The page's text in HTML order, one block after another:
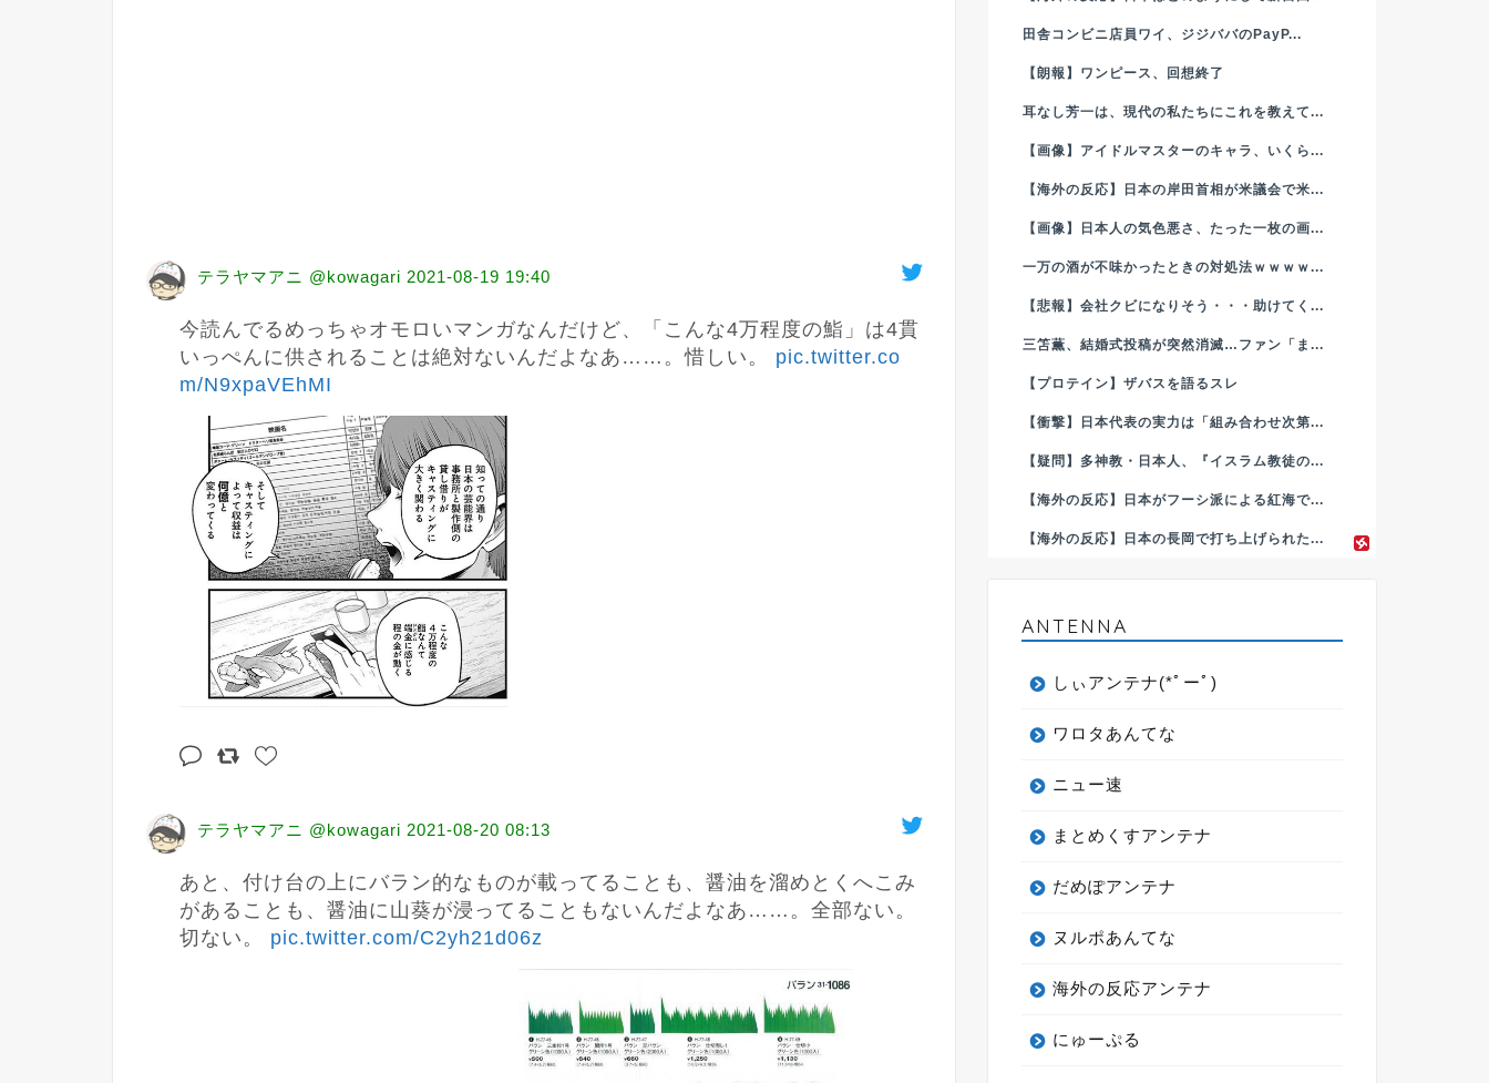
テラヤマアニ @kowagari 2021-08-19 19:40
今読んでるめっちゃオモロいマンガなんだけど、「こんな4万程度の鮨」は4貫
いっぺんに供されることは絶対ないんだよなあ……。惜しい。 pic.twitter.co
m/N9xpaVEhMI
テラヤマアニ @kowagari 2021-08-20 08:13
あと、付け台の上にバラン的なものが載ってることも、醤油を溜めとくへこみ
があることも、醤油に山葵が浸ってることもないんだよなあ……。全部ない。
切ない。 pic.twitter.com/C2yh21d06z
田舎コンビニ店員ワイ、ジジババのPayP...
【朗報】ワンピース、回想終了
耳なし芳一は、現代の私たちにこれを教えて...
【画像】アイドルマスターのキャラ、いくら...
【海外の反応】日本の岸田首相が米議会で米...
【画像】日本人の気色悪さ、たった一枚の画...
一万の酒が不味かったときの対処法ｗｗｗｗ...
【悲報】会社クビになりそう・・・助けてく...
三笘薫、結婚式投稿が突然消滅…ファン「ま...
【プロテイン】ザバスを語るスレ
【衝撃】日本代表の実力は「組み合わせ次第...
【疑問】多神教・日本人、『イスラム教徒の...
【海外の反応】日本がフーシ派による紅海で...
【海外の反応】日本の長岡で打ち上げられた...
ANTENNA
しぃアンテナ(*ﾟーﾟ)
ワロタあんてな
ニュー速
まとめくすアンテナ
だめぽアンテナ
ヌルポあんてな
海外の反応アンテナ
にゅーぷる